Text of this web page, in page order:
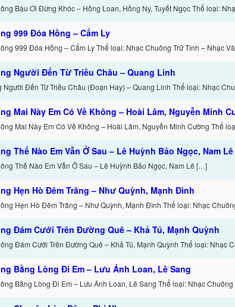
Bậu Ơi Đừng Khóc – Hồng Loan, Hồng Ny, Tuyết Ngọc Thể loại:
999 Đóa Hồng – Cẩm Ly
999 Đóa Hồng – Cẩm Ly Thể loại: Nhạc Chuông Trữ Tình – Nhạc
Người Đến Từ Triều Châu – Quang Linh
Người Đến Từ Triều Châu (Đoạn Hay) – Quang Linh Thể loại: Nhạc
Mai Này Em Có Về Không – Hoài Lâm, Nguyễn Minh
Mai Này Em Có Về Không – Hoài Lâm, Nguyễn Minh Cường Thể
Thế Nào Em Vẫn Ở Sau – Lê Huỳnh Bảo Ngọc, Nam Lê
Thế Nào Em Vẫn Ở Sau – Lê Huỳnh Bảo Ngọc, Nam Lê […]
Hẹn Hò Đêm Trăng – Như Quỳnh, Mạnh Đình
Hẹn Hò Đêm Trăng – Như Quỳnh, Mạnh Đình Thể loại: Nhạc
Đám Cưới Trên Đường Quê – Khả Tú, Mạnh Quỳnh
Đám Cưới Trên Đường Quê – Khả Tú, Mạnh Quỳnh Thể loại: Nhạc
Bằng Lòng Đi Em – Lưu Ánh Loan, Lê Sang
Bằng Lòng Đi Em – Lưu Ánh Loan, Lê Sang Thể loại: Nhạc